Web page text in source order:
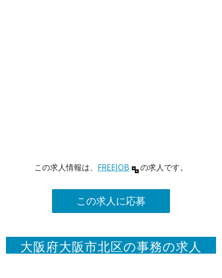
この求人情報は、 FREEJOB の求人です。
この求人に応募
大阪府大阪市北区の事務の求人